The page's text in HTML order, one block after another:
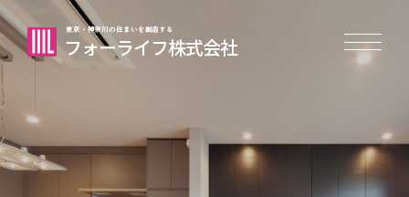
東京・神奈川の住まいを創造する
フォーライフ株式会社